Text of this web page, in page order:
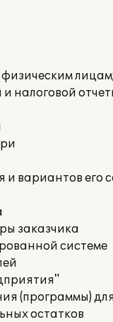
налоговой
и вариантов его
заказчика
системе
(программы)
остатков